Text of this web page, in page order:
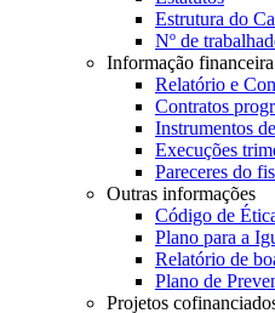
Estrutura do
Nº de
Informação financeira
Relatório e
Contratos
Instrumentos
Execuções
Pareceres do
Outras informações
Código de
Plano para a
Relatório de
Plano de
Projetos